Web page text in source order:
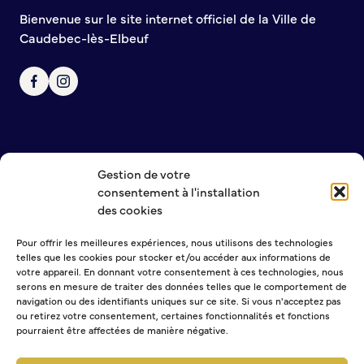
Gestion de votre
consentement à l'installation
des cookies
Pour offrir les meilleures expériences, nous utilisons des technologies
telles que les cookies pour stocker et/ou accéder aux informations de
votre appareil. En donnant votre consentement à ces technologies, nous
serons en mesure de traiter des données telles que le comportement de
navigation ou des identifiants uniques sur ce site. Si vous n'acceptez pas
ou retirez votre consentement, certaines fonctionnalités et fonctions
pourraient être affectées de manière négative.
Bienvenue sur le site internet officiel de la Ville de
Caudebec-lès-Elbeuf
NOUS CONTACTER
MENTIONS LÉGALES
POLITIQUE DE CONFIDENTIALITÉ
NEWSLETTER
S’abonner au mail d’information
Réseaux sociaux
Le Territoire
La Région Normandie
Médiathèque Boris Vian
Studio Gainsbourg
Boîtes à lire
Vie associative
Attribution de subventions